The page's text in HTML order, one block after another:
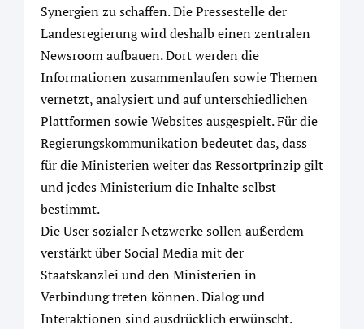
Synergien zu schaffen. Die Pressestelle der
Landesregierung wird deshalb einen zentralen
Newsroom aufbauen. Dort werden die
Informationen zusammenlaufen sowie Themen
vernetzt, analysiert und auf unterschiedlichen
Plattformen sowie Websites ausgespielt. Für die
Regierungskommunikation bedeutet das, dass
für die Ministerien weiter das Ressortprinzip gilt
und jedes Ministerium die Inhalte selbst
bestimmt.
Die User sozialer Netzwerke sollen außerdem
verstärkt über Social Media mit der
Staatskanzlei und den Ministerien in
Verbindung treten können. Dialog und
Interaktionen sind ausdrücklich erwünscht.